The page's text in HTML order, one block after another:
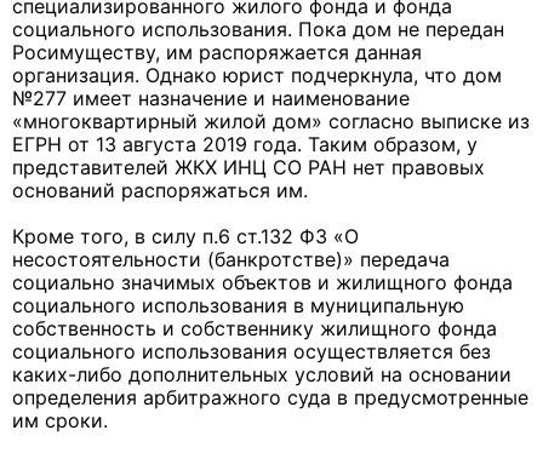
специализированного жилого фонда и фонда
социального использования. Пока дом не передан
Росимуществу, им распоряжается данная
организация. Однако юрист подчеркнула, что дом
№277 имеет назначение и наименование
«многоквартирный жилой дом» согласно выписке из
ЕГРН от 13 августа 2019 года. Таким образом, у
представителей ЖКХ ИНЦ СО РАН нет правовых
оснований распоряжаться им.
Кроме того, в силу п.6 ст.132 ФЗ «О
несостоятельности (банкротстве)» передача
социально значимых объектов и жилищного фонда
социального использования в муниципальную
собственность и собственнику жилищного фонда
социального использования осуществляется без
каких-либо дополнительных условий на основании
определения арбитражного суда в предусмотренные
им сроки.